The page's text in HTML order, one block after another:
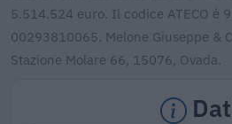
5.514.524 euro. Il codice ATECO è
00293810065. Melone Giuseppe &
Stazione Molare 66, 15076, Ovada.